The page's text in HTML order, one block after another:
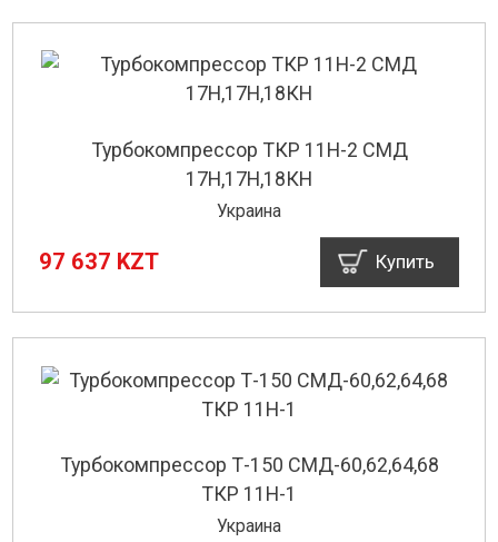
Турбокомпрессор ТКР 11Н-2 СМД
17Н,17Н,18КН
Украина
97 637 KZT Купить
Турбокомпрессор Т-150 СМД-60,62,64,68
ТКР 11Н-1
Украина